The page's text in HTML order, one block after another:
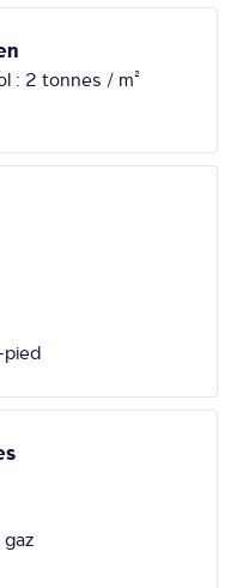
: 2 tonnes / m²
pied